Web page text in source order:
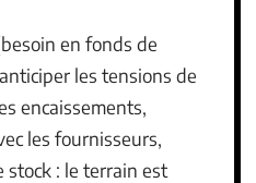
en fonds de
les tensions de
encaissements,
les fournisseurs,
stock : le terrain est